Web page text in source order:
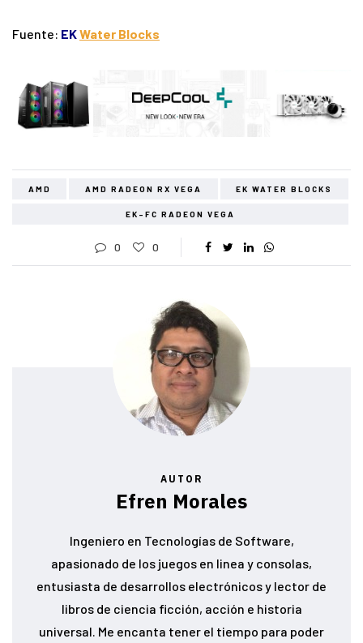
Fuente: EKWater Blocks
AMD AMD RADEON RX VEGA EK WATER BLOCKS
EK-FC RADEON VEGA
0 0
AUTOR
Efren Morales
Ingeniero en Tecnologías de Software,
apasionado de los juegos en linea y consolas,
entusiasta de desarrollos electrónicos y lector de
libros de ciencia ficción, acción e historia
universal. Me encanta tener el tiempo para poder